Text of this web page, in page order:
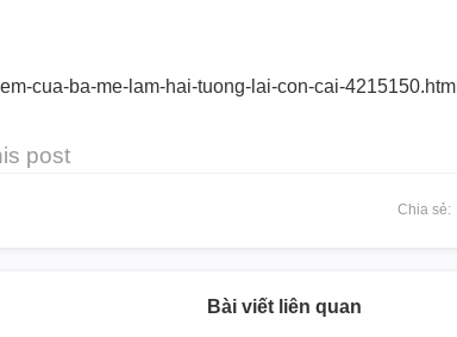
cua-ba-me-lam-hai-tuong- lai-con-cai-4215150.html
post
Chia sẻ:
Bài viết liên quan